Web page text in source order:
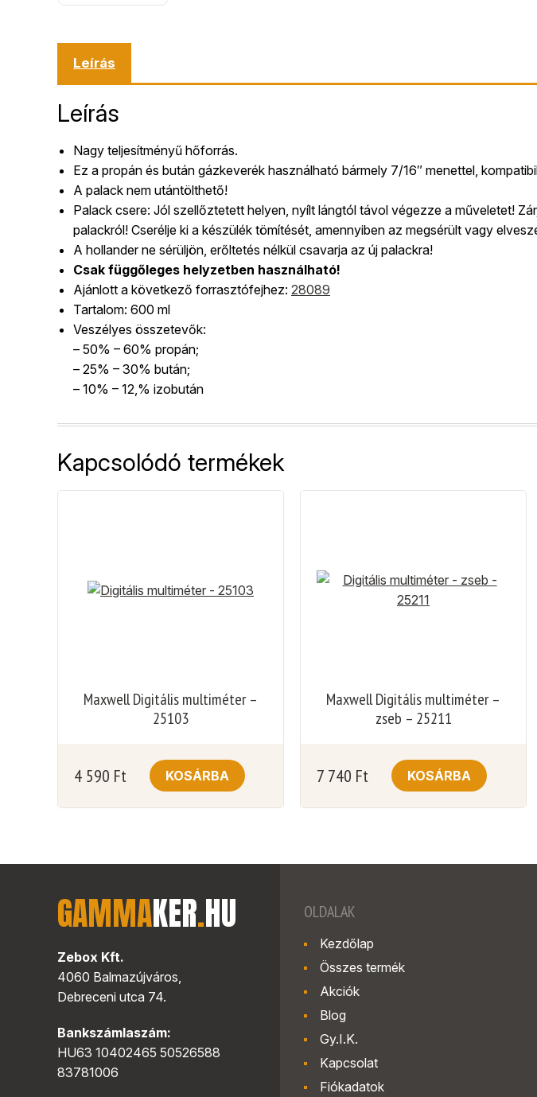
Leírás
Leírás
Nagy teljesítményű hőforrás.
Ez a propán és bután gázkeverék használható bármely 7/16″ menettel,
A palack nem utántölthető!
Palack csere: Jól szellőztetett helyen, nyílt lángtól távol végezze a műveletet!
palackról! Cserélje ki a készülék tömítését, amennyiben az megsérült vagy
A hollander ne sérüljön, erőltetés nélkül csavarja az új palackra!
Csak függőleges helyzetben használható!
Ajánlott a következő forrasztófejhez: 28089
Tartalom: 600 ml
Veszélyes összetevők:
– 50% – 60% propán;
– 25% – 30% bután;
– 10% – 12,% izobután
Kapcsolódó termékek
Maxwell Digitális multiméter –
25103
4 590 Ft KOSÁRBA
Maxwell Digitális multiméter –
zseb – 25211
7 740 Ft KOSÁRBA
GAMMAKER.HU
Zebox Kft.
4060 Balmazújváros,
Debreceni utca 74.
Bankszámlaszám:
HU63 10402465 50526588
83781006
OLDALAK
Kezdőlap
Összes termék
Akciók
Blog
Gy.I.K.
Kapcsolat
Fiókadatok